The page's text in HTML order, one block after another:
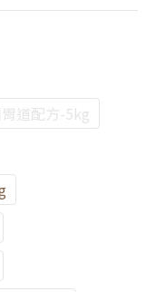
胃道配方-5kg